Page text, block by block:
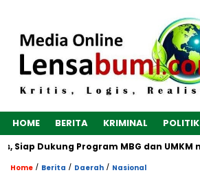
HOME BERITA KRIMINAL POLITIK
Dukung Program MBG dan UMKM no
Home / Berita / Daerah / Nasional